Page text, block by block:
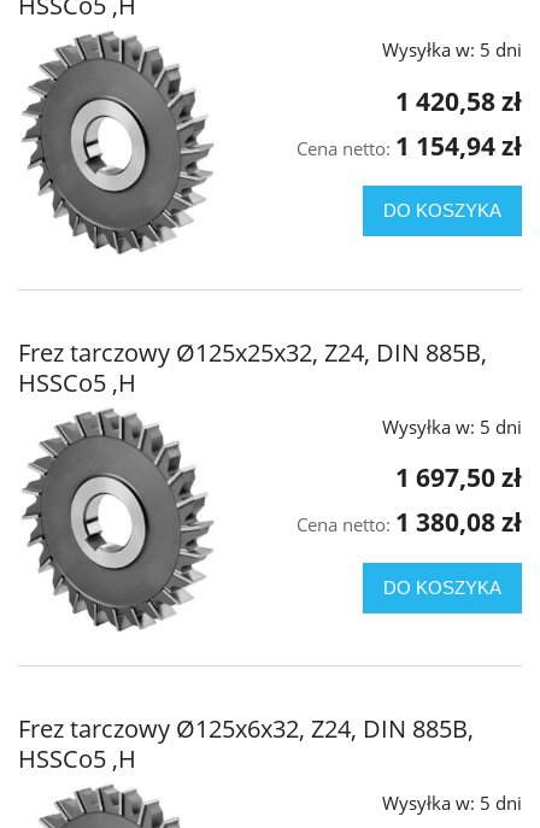
Wysyłka w: 5 dni
1 420,58 zł
Cena netto: 1 154,94 zł
DO KOSZYKA
Frez tarczowy Ø125x25x32, Z24, DIN 885B,
HSSCo5 ,H
Wysyłka w: 5 dni
1 697,50 zł
Cena netto: 1 380,08 zł
DO KOSZYKA
Frez tarczowy Ø125x6x32, Z24, DIN 885B,
HSSCo5 ,H
Wysyłka w: 5 dni